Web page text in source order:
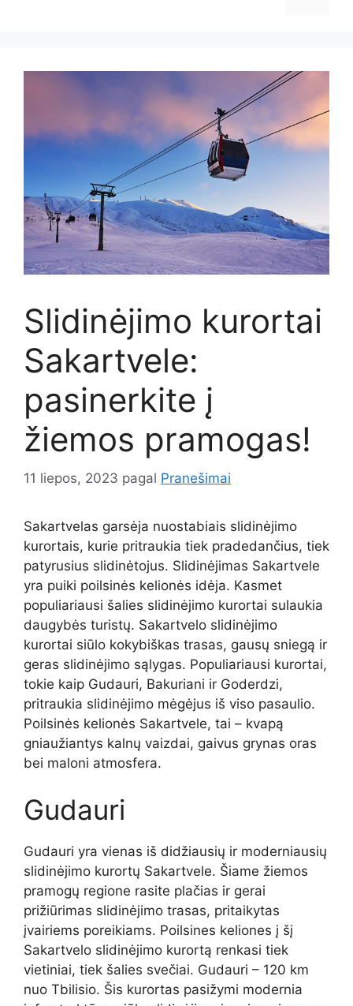
Slidinėjimo kurortai
Sakartvele:
pasinerkite į
žiemos pramogas!
11 liepos, 2023 pagal Pranešimai
Sakartvelas garsėja nuostabiais slidinėjimo
kurortais, kurie pritraukia tiek pradedančius, tiek
patyrusius slidinėtojus. Slidinėjimas Sakartvele
yra puiki poilsinės kelionės idėja. Kasmet
populiariausi šalies slidinėjimo kurortai sulaukia
daugybės turistų. Sakartvelo slidinėjimo
kurortai siūlo kokybiškas trasas, gausų sniegą ir
geras slidinėjimo sąlygas. Populiariausi kurortai,
tokie kaip Gudauri, Bakuriani ir Goderdzi,
pritraukia slidinėjimo mėgėjus iš viso pasaulio.
Poilsinės kelionės Sakartvele, tai – kvapą
gniaužiantys kalnų vaizdai, gaivus grynas oras
bei maloni atmosfera.
Gudauri
Gudauri yra vienas iš didžiausių ir moderniausių
slidinėjimo kurortų Sakartvele. Šiame žiemos
pramogų regione rasite plačias ir gerai
prižiūrimas slidinėjimo trasas, pritaikytas
įvairiems poreikiams. Poilsines keliones į šį
Sakartvelo slidinėjimo kurortą renkasi tiek
vietiniai, tiek šalies svečiai. Gudauri – 120 km
nuo Tbilisio. Šis kurortas pasižymi modernia